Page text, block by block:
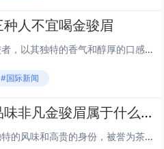
人不宜喝金骏眉
金骏眉，作为中国红茶中的佼佼者，以其独特的香气和醇厚的口感深受茶友们的喜爱。然而，并非所有人都适合饮用金骏眉。本文将探讨三种不宜喝金骏眉的人群，帮助您更好地了解这一茶中珍品，并作出适合自己的选择。 1. 失眠患者 金骏眉含有较多的咖啡因，...
#国际新闻
金骏眉：茶中贵族，品味非凡金骏眉属于什么档次
在茶叶的世界里，金骏眉以其独特的风味和高贵的身份，被誉为茶中贵族。本文将带您深入了解金骏眉的档次，让您在品味这杯茶的同时，也能感受到它背后的文化和价值。 金骏眉的起源 金骏眉，源自中国福建省武夷山，是正山小种红茶中的顶级品种。它的名字“金...